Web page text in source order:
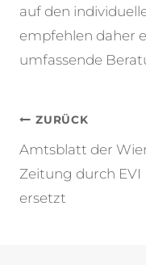
auf den
empfehlen daher
umfassende
ZURÜCK
Amtsblatt der
Zeitung durch EVI
ersetzt